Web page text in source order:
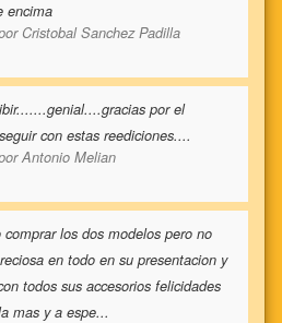
encima
Cristobal Sanchez Padilla
por el
con estas reediciones....
Antonio Melian
los dos modelos pero no
en todo en su presentacion y
todos sus accesorios felicidades
mas y a espe...